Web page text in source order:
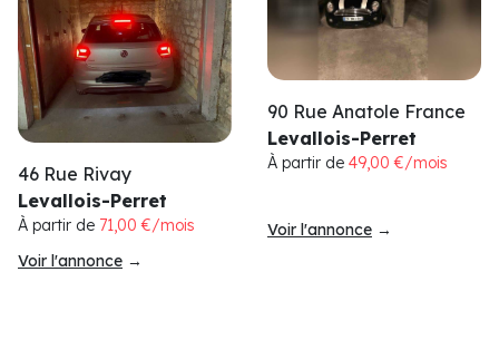
46 Rue Rivay
Levallois-Perret
À partir de 71,00 €/mois
Voir l'annonce →
90 Rue Anatole France
Levallois-Perret
À partir de 49,00 €/mois
Voir l'annonce →